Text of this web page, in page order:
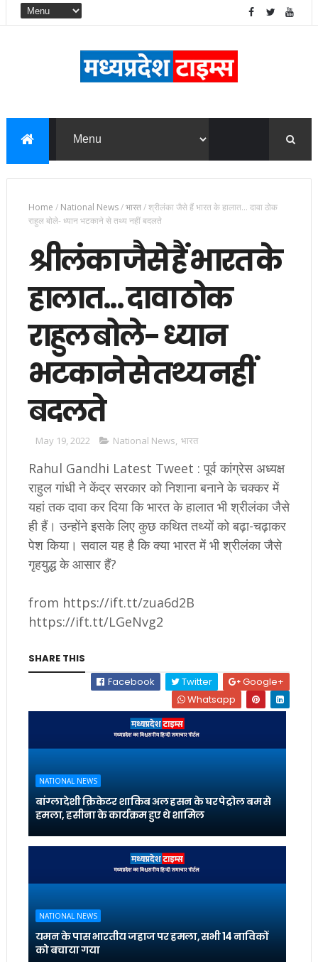
Home / National News/भारत/श्रीलंका जैसे हैं भारत के हालात... दावा ठोक
राहुल बोले- ध्यान भटकाने से तथ्य नहीं बदलते
श्रीलंका जैसे हैं भारत के
हालात... दावा ठोक
राहुल बोले- ध्यान
भटकाने से तथ्य नहीं
बदलते
May 19, 2022 National News, भारत
Rahul Gandhi Latest Tweet : पूर्व कांग्रेस अध्यक्ष
राहुल गांधी ने केंद्र सरकार को निशाना बनाने के चक्कर में
यहां तक दावा कर दिया कि भारत के हालात भी श्रीलंका जैसे
ही हैं। उन्होंने इसके लिए कुछ कथित तथ्यों को बढ़ा-चढ़ाकर
पेश किया। सवाल यह है कि क्या भारत में भी श्रीलंका जैसे
गृहयुद्ध के आसार हैं?
from https://ift.tt/zua6d2B
https://ift.tt/LGeNvg2
SHARE THIS
Facebook
Twitter
Google+
Whatsapp
NATIONAL NEWS
बांग्लादेशी क्रिकेटर शाकिब अल हसन के घर पेट्रोल बम से
हमला, हसीना के कार्यक्रम हुए थे शामिल
NATIONAL NEWS
यमन के पास भारतीय जहाज पर हमला, सभी 14 नाविकों
को बचाया गया